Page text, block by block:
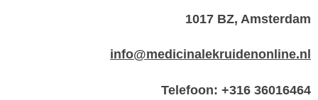
1017 BZ, Amsterdam
info@medicinalekruidenonline.nl
Telefoon: +316 36016464